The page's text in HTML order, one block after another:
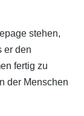
stehen,
er den
fertig zu
der Menschen